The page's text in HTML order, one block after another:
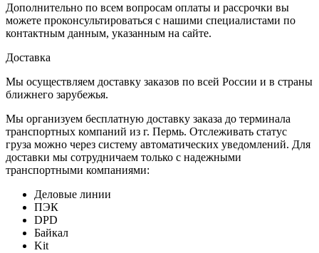
Дополнительно по всем вопросам оплаты и рассрочки вы
можете проконсультироваться с нашими специалистами по
контактным данным, указанным на сайте.
Доставка
Мы осуществляем доставку заказов по всей России и в страны
ближнего зарубежья.
Мы организуем бесплатную доставку заказа до терминала
транспортных компаний из г. Пермь. Отслеживать статус
груза можно через систему автоматических уведомлений. Для
доставки мы сотрудничаем только с надежными
транспортными компаниями:
Деловые линии
ПЭК
DPD
Байкал
Kit